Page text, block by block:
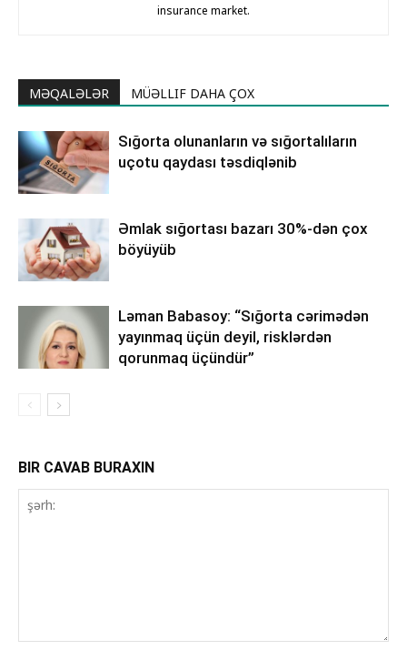
insurance market.
MƏQALƏLƏR MÜƏLLIF DAHA ÇOX
Sığorta olunanların və sığortalıların
uçotu qaydası təsdiqlənib
Əmlak sığortası bazarı 30%-dən çox
böyüyüb
Ləman Babasoy: “Sığorta cərimədən
yayınmaq üçün deyil, risklərdən
qorunmaq üçündür”
BIR CAVAB BURAXIN